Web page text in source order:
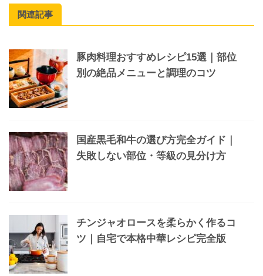
関連記事
豚肉料理おすすめレシピ15選｜部位
別の絶品メニューと調理のコツ
国産黒毛和牛の選び方完全ガイド｜
失敗しない部位・等級の見分け方
チンジャオロースを柔らかく作るコ
ツ｜自宅で本格中華レシピ完全版